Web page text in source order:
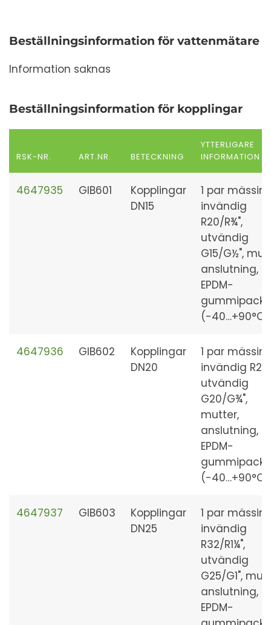
Beställningsinformation för vattenmätare
Information saknas
Beställningsinformation för kopplingar
RSK-NR. ART.NR. BETECKNING
YTTERLIGARE
INFORMATION
4647935 GIB601
Kopplingar
DN15
1 par
invändig
R20/R¾",
utvändig
G15/G½",
anslutning,
EPDM-
(-40…+90°C)
4647936 GIB602
Kopplingar
DN20
1 par
invändig R25/
utvändig
G20/G¾",
mutter,
anslutning,
EPDM-
(-40…+90°C)
4647937 GIB603
Kopplingar
DN25
1 par
invändig
R32/R1¼",
utvändig
G25/G1",
anslutning,
EPDM-